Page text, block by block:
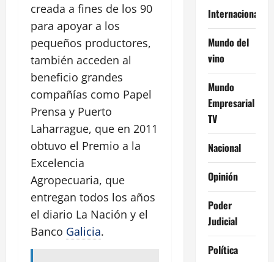
creada a fines de los 90
para apoyar a los
pequeños productores,
también acceden al
beneficio grandes
compañías como Papel
Prensa y Puerto
Laharrague, que en 2011
obtuvo el Premio a la
Excelencia
Agropecuaria, que
entregan todos los años
el diario La Nación y el
Banco Galicia.
Internacional
Mundo del
vino
Mundo
Empresarial
TV
Nacional
Opinión
Poder
Judicial
Política